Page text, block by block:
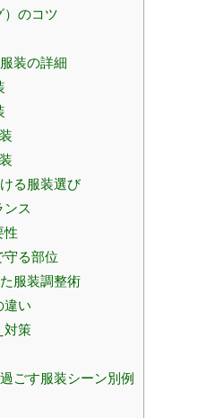
）のコツ
装の詳細
る服装選び
ンス
性
守る部位
服装調整術
違い
対策
ごす服装シーン別例